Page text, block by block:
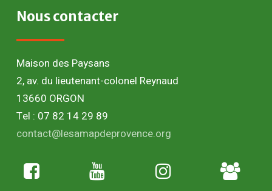
Nouscontacter
Maison des Paysans
2, av. du lieutenant-colonel Reynaud
13660 ORGON
Tel : 07 82 14 29 89
contact@lesamapdeprovence.org
Adhésion
paysan